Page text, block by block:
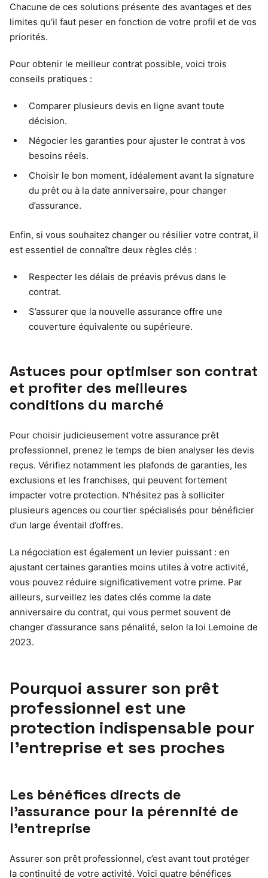
Chacune de ces solutions présente des avantages et des
limites qu’il faut peser en fonction de votre profil et de vos
priorités.
Pour obtenir le meilleur contrat possible, voici trois
conseils pratiques :
Comparer plusieurs devis en ligne avant toute
décision.
Négocier les garanties pour ajuster le contrat à vos
besoins réels.
Choisir le bon moment, idéalement avant la signature
du prêt ou à la date anniversaire, pour changer
d’assurance.
Enfin, si vous souhaitez changer ou résilier votre contrat, il
est essentiel de connaître deux règles clés :
Respecter les délais de préavis prévus dans le
contrat.
S’assurer que la nouvelle assurance offre une
couverture équivalente ou supérieure.
Astuces pour optimiser son contrat
et profiter des meilleures
conditions du marché
Pour choisir judicieusement votre assurance prêt
professionnel, prenez le temps de bien analyser les devis
reçus. Vérifiez notamment les plafonds de garanties, les
exclusions et les franchises, qui peuvent fortement
impacter votre protection. N’hésitez pas à solliciter
plusieurs agences ou courtier spécialisés pour bénéficier
d’un large éventail d’offres.
La négociation est également un levier puissant : en
ajustant certaines garanties moins utiles à votre activité,
vous pouvez réduire significativement votre prime. Par
ailleurs, surveillez les dates clés comme la date
anniversaire du contrat, qui vous permet souvent de
changer d’assurance sans pénalité, selon la loi Lemoine de
2023.
Pourquoi assurer son prêt
professionnel est une
protection indispensable pour
l’entreprise et ses proches
Les bénéfices directs de
l’assurance pour la pérennité de
l’entreprise
Assurer son prêt professionnel, c’est avant tout protéger
la continuité de votre activité. Voici quatre bénéfices